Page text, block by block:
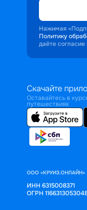
Нажимая
Политику
даёте
Скачайте
Оставайтесь в
путешествиях
ООО «КРУИЗ.ОНЛАЙН»
ИНН 6315008371
ОГРН